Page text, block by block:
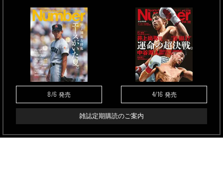
8/6 発売 4/16 発売
雑誌定期購読のご案内